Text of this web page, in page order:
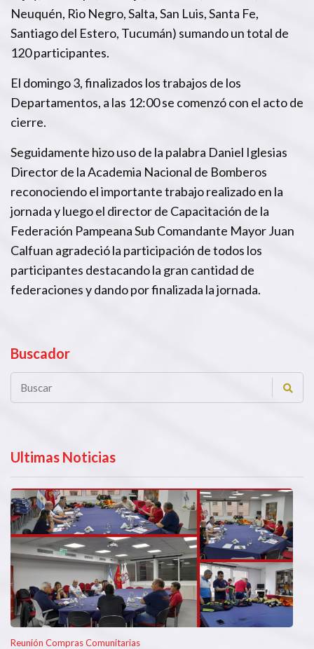
Neuquén, Rio Negro, Salta, San Luis, Santa Fe,
Santiago del Estero, Tucumán) sumando un total de
120 participantes.
El domingo 3, finalizados los trabajos de los
Departamentos, a las 12:00 se comenzó con el acto de
cierre.
Seguidamente hizo uso de la palabra Daniel Iglesias
Director de la Academia Nacional de Bomberos
reconociendo el importante trabajo realizado en la
jornada y luego el director de Capacitación de la
Federación Pampeana Sub Comandante Mayor Juan
Calfuan agradeció la participación de todos los
participantes destacando la gran cantidad de
federaciones y dando por finalizada la jornada.
Buscador
Ultimas Noticias
Reunión Compras Comunitarias